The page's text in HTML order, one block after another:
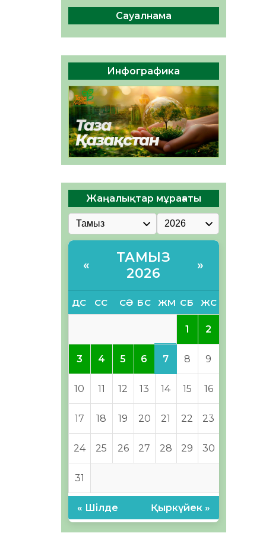
беруге дайын
ӘРБІР ДАУЫС – ҚОҒАМ
ДАМУЫНА ҚОСЫЛҒАН
ҮЛЕС
05.08.2026
39 0
Сауалнама
Инфографика
Жаңалықтар мұрағаты
«
ТАМЫЗ
2026
»
ДС СС СӘ БС ЖМ СБ ЖС
1 2
3 4 5 6 7 8 9
10 11 12 13 14 15 16
17 18 19 20 21 22 23
24 25 26 27 28 29 30
31
« Шілде Қыркүйек »